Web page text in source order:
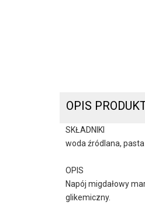
OPIS
SKŁADNIKI
woda źródlana,
OPIS
Napój migdałowy
glikemiczny.